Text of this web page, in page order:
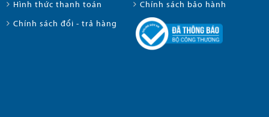
Hình thức thanh toán Chính sách bảo hành
Chính sách đổi - trả hàng